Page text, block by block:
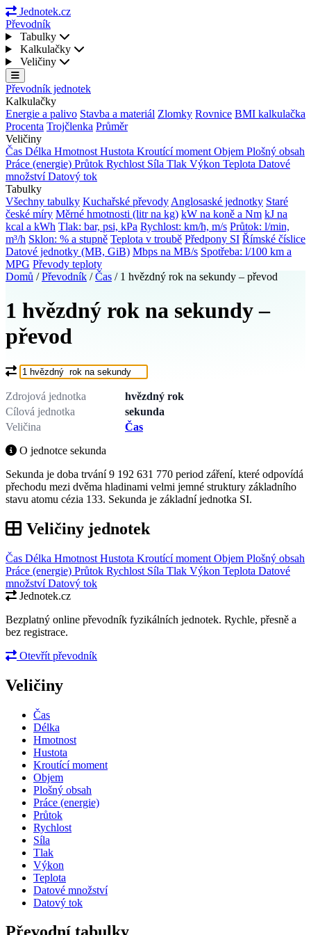
Jednotek.cz
Převodník
Tabulky
Kalkulačky
Veličiny
Převodník jednotek
Kalkulačky
Energie a palivo Stavba a materiál Zlomky Rovnice BMI kalkulačka
Procenta Trojčlenka Průměr
Veličiny
Čas Délka Hmotnost Hustota Kroutící moment Objem Plošný obsah
Práce (energie) Průtok Rychlost Síla Tlak Výkon Teplota Datové
množstvíDatový tok
Tabulky
Všechny tabulky Kuchařské převody Anglosaské jednotky Staré
české míry Měrné hmotnosti (litr na kg) kW na koně a Nm kJ na
kcal a kWh Tlak: bar, psi, kPa Rychlost: km/h, m/s Průtok: l/min,
m³/h Sklon: % a stupně Teplota v troubě Předpony SI Římské číslice
Datové jednotky (MB, GiB) Mbps na MB/s Spotřeba: l/100 km a
MPG Převody teploty
Domů / Převodník / Čas / 1 hvězdný rok na sekundy – převod
1 hvězdný rok na sekundy –
převod
Co chcete převést?
Zdrojová jednotka
hvězdný rok
Cílová jednotka
sekunda
Veličina
Čas
O jednotce sekunda
Sekunda je doba trvání 9 192 631 770 period záření, které odpovídá
přechodu mezi dvěma hladinami velmi jemné struktury základního
stavu atomu cézia 133. Sekunda je základní jednotka SI.
Veličiny jednotek
Čas Délka Hmotnost Hustota Kroutící moment Objem Plošný obsah
Práce (energie) Průtok Rychlost Síla Tlak Výkon Teplota Datové
množstvíDatový tok
Jednotek.cz
Bezplatný online převodník fyzikálních jednotek. Rychle, přesně a
bez registrace.
Otevřít převodník
Veličiny
Čas
Délka
Hmotnost
Hustota
Kroutící moment
Objem
Plošný obsah
Práce (energie)
Průtok
Rychlost
Síla
Tlak
Výkon
Teplota
Datové množství
Datový tok